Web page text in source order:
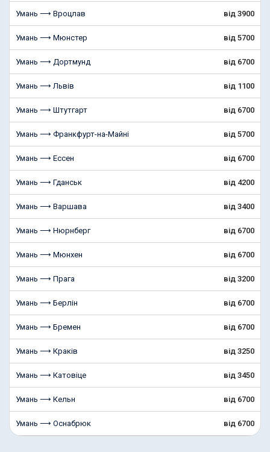
Умань ⟶ Вроцлав від 3900
Умань ⟶ Мюнстер від 5700
Умань ⟶ Дортмунд від 6700
Умань ⟶ Львів від 1100
Умань ⟶ Штутгарт від 6700
Умань ⟶ Франкфурт-на-Майні від 5700
Умань ⟶ Ессен від 6700
Умань ⟶ Гданськ від 4200
Умань ⟶ Варшава від 3400
Умань ⟶ Нюрнберг від 6700
Умань ⟶ Мюнхен від 6700
Умань ⟶ Прага від 3200
Умань ⟶ Берлін від 6700
Умань ⟶ Бремен від 6700
Умань ⟶ Краків від 3250
Умань ⟶ Катовіце від 3450
Умань ⟶ Кельн від 6700
Умань ⟶ Оснабрюк від 6700